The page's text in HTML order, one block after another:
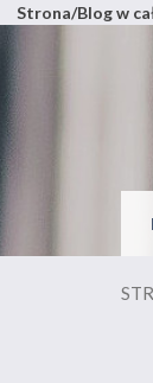
Strona/Blog w
to